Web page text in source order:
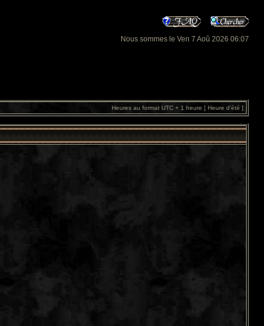
Nous sommes le Ven 7 Aoû 2026 06:07
Heures au format UTC + 1 heure [ Heure d’été ]